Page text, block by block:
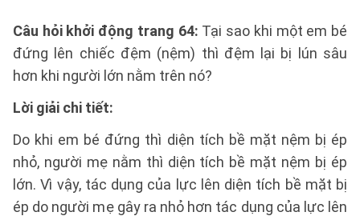
Câu hỏi khởi động trang 64: Tại sao khi một em bé
đứng lên chiếc đệm (nệm) thì đệm lại bị lún sâu
hơn khi người lớn nằm trên nó?
Lời giải chi tiết:
Do khi em bé đứng thì diện tích bề mặt nệm bị ép
nhỏ, người mẹ nằm thì diện tích bề mặt nệm bị ép
lớn. Vì vậy, tác dụng của lực lên diện tích bề mặt bị
ép do người mẹ gây ra nhỏ hơn tác dụng của lực lên